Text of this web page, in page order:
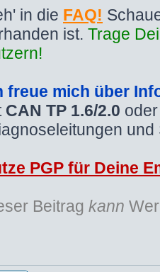
in die FAQ!
ist. Trage
freue mich über
CAN TP 1.6/2.0
PGP für Deine
Beitrag kann